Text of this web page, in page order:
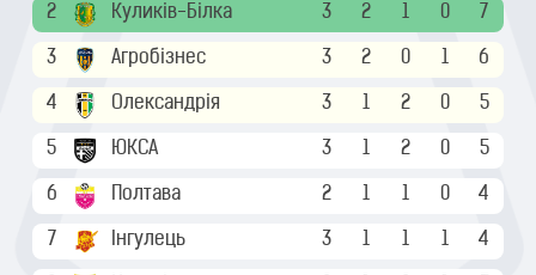
2 Куликів-Білка 3 2 1 0 7
3 Агробізнес 3 2 0 1 6
4 Олександрія 3 1 2 0 5
5 ЮКСА 3 1 2 0 5
6 Полтава 2 1 1 0 4
7 Інгулець 3 1 1 1 4